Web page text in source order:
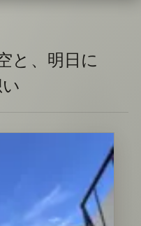
と、明日に